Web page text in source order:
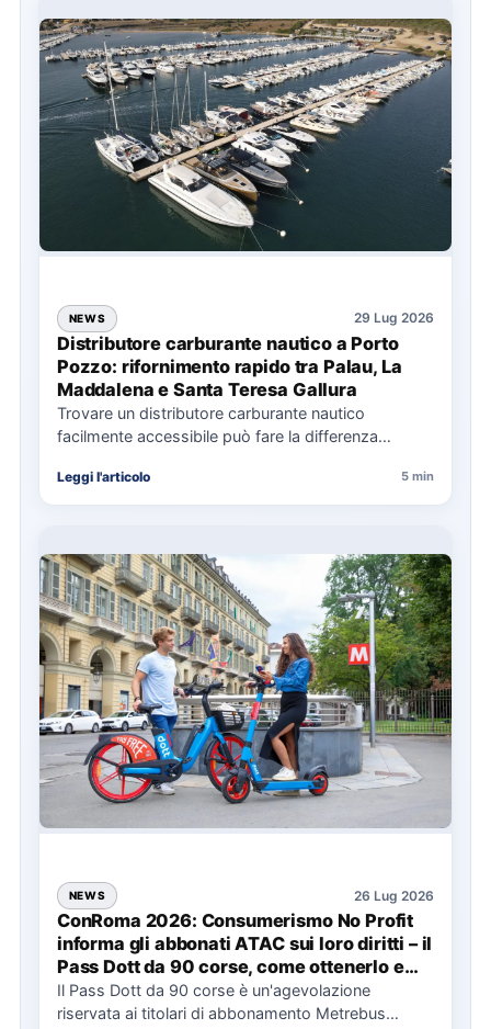
NEWS 29 Lug 2026
Distributore carburante nautico a Porto
Pozzo: rifornimento rapido tra Palau, La
Maddalena e Santa Teresa Gallura
Trovare un distributore carburante nautico
facilmente accessibile può fare la differenza
soprattutto…
Leggi l'articolo 5 min
NEWS 26 Lug 2026
ConRoma 2026: Consumerismo No Profit
informa gli abbonati ATAC sui loro diritti – il
Pass Dott da 90 corse, come ottenerlo e
cosa spetta in caso di disservizi
Il Pass Dott da 90 corse è un'agevolazione
riservata ai titolari di abbonamento Metrebus